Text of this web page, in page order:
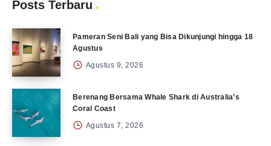
Posts Terbaru
Pameran Seni Bali yang Bisa Dikunjungi hingga 18
Agustus
Agustus 9, 2026
Berenang Bersama Whale Shark di Australia’s
Coral Coast
Agustus 7, 2026